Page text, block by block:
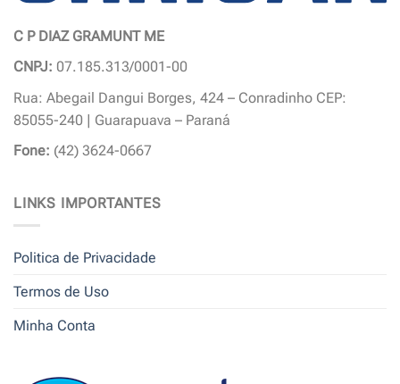
C P DIAZ GRAMUNT ME
CNPJ: 07.185.313/0001-00
Rua: Abegail Dangui Borges, 424 – Conradinho CEP:
85055-240 | Guarapuava – Paraná
Fone: (42) 3624-0667
LINKS IMPORTANTES
Politica de Privacidade
Termos de Uso
Minha Conta